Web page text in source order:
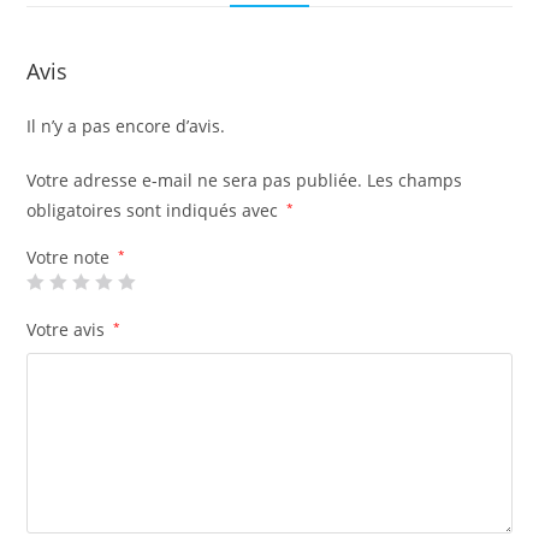
Avis
Il n’y a pas encore d’avis.
Votre adresse e-mail ne sera pas publiée. Les champs
obligatoires sont indiqués avec
*
Votre note *
Votre avis *